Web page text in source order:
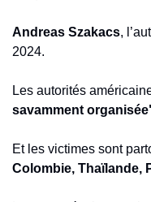
Andreas Szakacs,
2024.
Les autorités
savamment
Et les victimes sont
Colombie, Thaïlande,